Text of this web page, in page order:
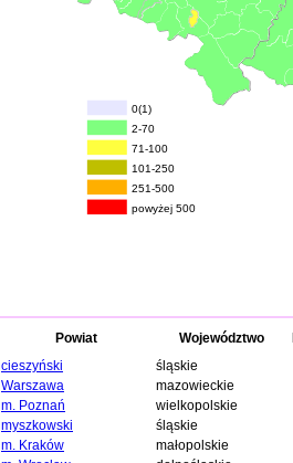
0(1)
2-70
71-100
101-250
251-500
powyżej 500
Powiat Województwo
cieszyński
śląskie
Warszawa
mazowieckie
m. Poznań
wielkopolskie
myszkowski
śląskie
m. Kraków
małopolskie